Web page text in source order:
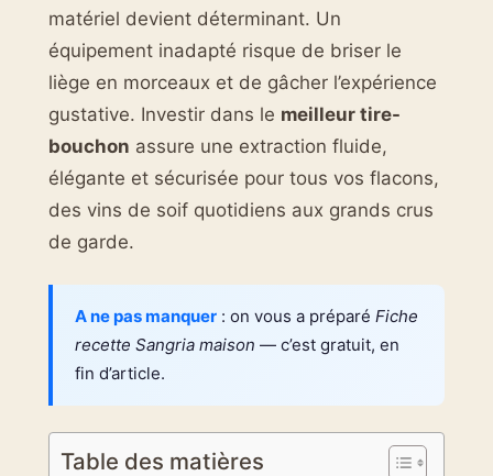
matériel devient déterminant. Un
équipement inadapté risque de briser le
liège en morceaux et de gâcher l’expérience
gustative. Investir dans le meilleur tire-
bouchon assure une extraction fluide,
élégante et sécurisée pour tous vos flacons,
des vins de soif quotidiens aux grands crus
de garde.
A ne pas manquer : on vous a préparé Fiche
recette Sangria maison — c’est gratuit, en
fin d’article.
Table des matières